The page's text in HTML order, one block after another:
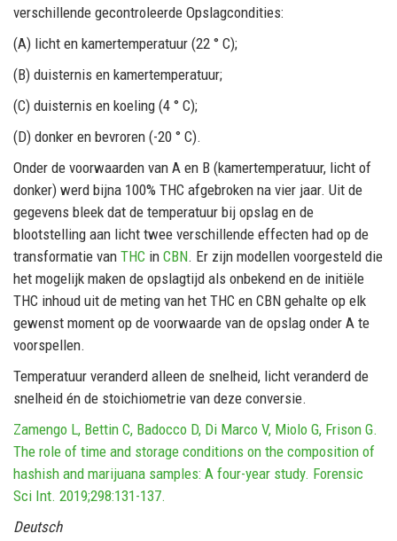
verschillende gecontroleerde Opslagcondities:
(A) licht en kamertemperatuur (22 ° C);
(B) duisternis en kamertemperatuur;
(C) duisternis en koeling (4 ° C);
(D) donker en bevroren (-20 ° C).
Onder de voorwaarden van A en B (kamertemperatuur, licht of
donker) werd bijna 100% THC afgebroken na vier jaar. Uit de
gegevens bleek dat de temperatuur bij opslag en de
blootstelling aan licht twee verschillende effecten had op de
transformatie van THC in CBN. Er zijn modellen voorgesteld die
het mogelijk maken de opslagtijd als onbekend en de initiële
THC inhoud uit de meting van het THC en CBN gehalte op elk
gewenst moment op de voorwaarde van de opslag onder A te
voorspellen.
Temperatuur veranderd alleen de snelheid, licht veranderd de
snelheid én de stoichiometrie van deze conversie.
Zamengo L, Bettin C, Badocco D, Di Marco V, Miolo G, Frison G.
The role of time and storage conditions on the composition of
hashish and marijuana samples: A four-year study. Forensic
Sci Int. 2019;298:131-137.
Deutsch